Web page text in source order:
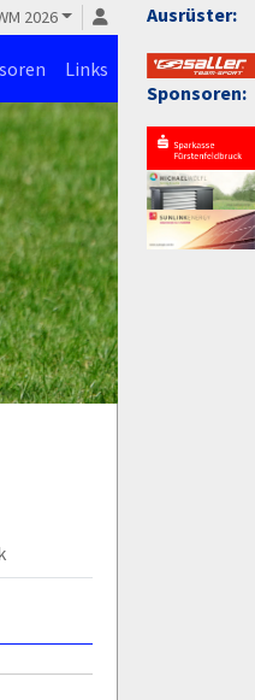
Ausrüster:
Sponsoren:
2026
Links